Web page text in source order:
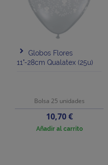
Globos Flores
11"-28cm Qualatex (25u)
Bolsa 25 unidades
Precio
10,70 €
Añadir al carrito